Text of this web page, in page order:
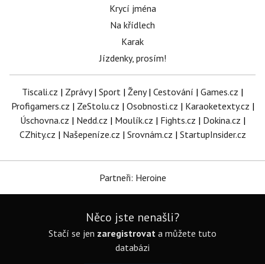
Krycí jména
Na křídlech
Karak
Jízdenky, prosím!
Tiscali.cz | Zprávy| Sport | Ženy| Cestování | Games.cz |
Profigamers.cz | ZeStolu.cz | Osobnosti.cz | Karaoketexty.cz |
Úschovna.cz | Nedd.cz | Moulík.cz | Fights.cz | Dokina.cz |
CZhity.cz | Našepeníze.cz | Srovnám.cz | StartupInsider.cz
Partneři: Heroine
Něco jste nenašli?
Stačí se jen zaregistrovat a můžete tuto
databázi